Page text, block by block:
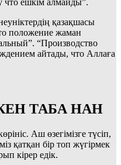
что ешкім алмайды”.
қазақшасы
положение жаман
“Производство
айтады, что Аллаға
ТАБА НАН
Аш өзегімізге түсіп,
қатқан бір топ жүгірмек
кірер едік.